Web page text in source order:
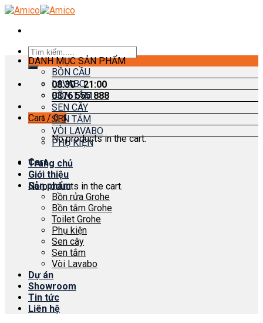
Skip
content
Search
for:
08:30 - 21:00
0376 555 888
Cart /0₫
No products in the cart.
Cart
No products in the cart.
DANH MỤC SẢN PHẨM
BỒN CẦU
LAVABO
BỒN TẮM
SEN CÂY
SEN TẮM
VÒI LAVABO
PHỤ KIỆN
Trang chủ
Giới thiệu
Sản phẩm
Bồn rửa Grohe
Bồn tắm Grohe
Toilet Grohe
Phụ kiện
Sen cây
Sen tắm
Vòi Lavabo
Dự án
Showroom
Tin tức
Liên hệ